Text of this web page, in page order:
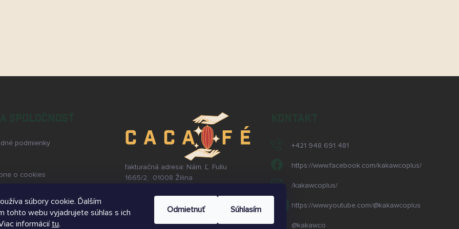
súbory cookie. Ďalším
tohto webu vyjadrujete súhlas s ich
informácií tu.
Odmietnuť Súhlasím
podmienky
o cookies
osobných údajov a ich
fakturačná adresa: Nám. Ľ. Fullu
1665/2, 01008 Žilina
Zavolajte nám:
+421 948 691 481
Napíšte nám:
contactus@kakawcoplus.com
+421 948 691 481
https://www.facebook.com/kakawcoplus/
/kakawcoplus/
https://www.youtube.com/@kakawcoplus
@kakawco